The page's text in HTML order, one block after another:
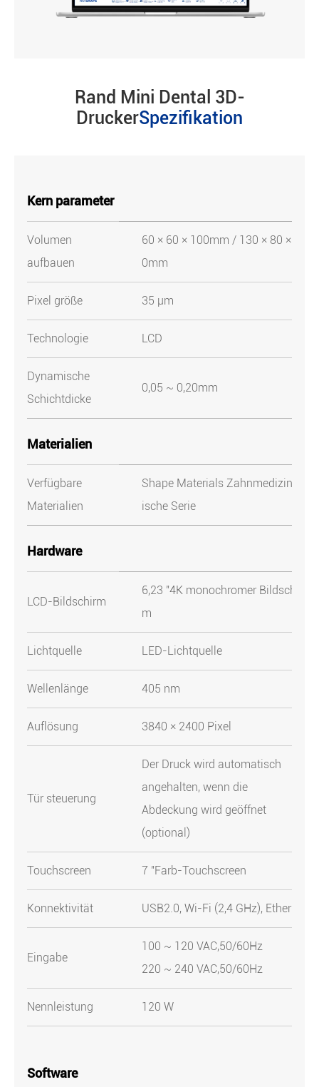
Rand Mini Dental 3D-
DruckerSpezifikation
Kern parameter
Volumen
aufbauen
60 × 60 × 100mm / 130 × 80 × 10
0mm
Pixel größe 35 μm
Technologie LCD
Dynamische
Schichtdicke
0,05 ~ 0,20mm
Materialien
Verfügbare
Materialien
Shape Materials Zahnmedizin
ische Serie
Hardware
LCD-Bildschirm
6,23 "4K monochromer Bildschir
m
Lichtquelle LED-Lichtquelle
Wellenlänge 405 nm
Auflösung 3840 × 2400 Pixel
Tür steuerung
Der Druck wird automatisch
angehalten, wenn die
Abdeckung wird geöffnet
(optional)
Touchscreen 7 "Farb-Touchscreen
Konnektivität USB2.0, Wi-Fi (2,4 GHz), Ethernet
Eingabe
100 ~ 120 VAC,50/60Hz
220 ~ 240 VAC,50/60Hz
Nennleistung 120 W
Software